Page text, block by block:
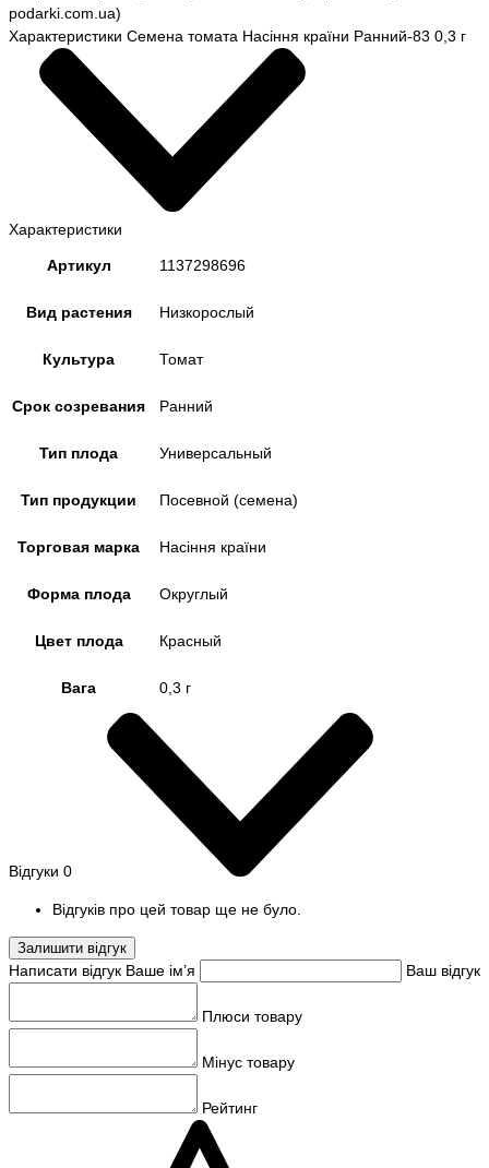
podarki.com.ua)
Характеристики Семена томата Насіння країни Ранний-83 0,3 г
Характеристики
Артикул 1137298696
Вид растения Низкорослый
Культура Томат
Срок созревания Ранний
Тип плода Универсальный
Тип продукции Посевной (семена)
Торговая марка Насіння країни
Форма плода Округлый
Цвет плода Красный
Вага 0,3 г
Відгуки 0
Відгуків про цей товар ще не було.
Залишити відгук
Написати відгук Ваше ім’я Ваш відгук
Плюси товару
Мінус товару
Рейтинг